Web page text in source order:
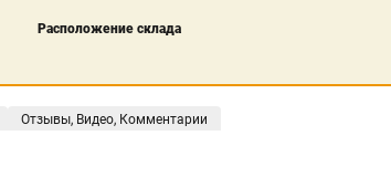
Расположение склада
Отзывы, Видео, Комментарии